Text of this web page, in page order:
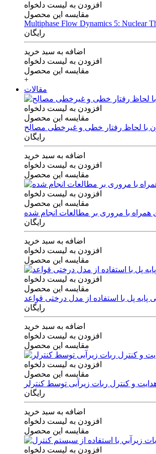
افزودن به لیست دلخواه
مقایسه این محصول
Multiphase Flow Dynamics 5: Nuclear
رایگان
اضافه به سبد خرید
افزودن به لیست دلخواه
مقایسه این محصول
+
مقالات
افزودن به لیست دلخواه
مقایسه این محصول
با لحاظ رفتار خطی و غیرخطی مصالح
رایگان
اضافه به سبد خرید
افزودن به لیست دلخواه
مقایسه این محصول
افزودن به لیست دلخواه
مقایسه این محصول
با مروری بر مطالعات انجام شده
رایگان
اضافه به سبد خرید
افزودن به لیست دلخواه
مقایسه این محصول
افزودن به لیست دلخواه
مقایسه این محصول
رایگان
اضافه به سبد خرید
افزودن به لیست دلخواه
مقایسه این محصول
افزودن به لیست دلخواه
مقایسه این محصول
رایگان
اضافه به سبد خرید
افزودن به لیست دلخواه
مقایسه این محصول
افزودن به لیست دلخواه